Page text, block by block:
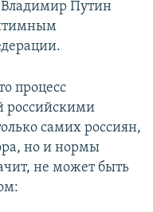
Владимир Путин
процесс
российскими
самих россиян,
но и нормы
не может быть